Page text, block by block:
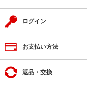
ログイン
お支払い方法
返品・交換